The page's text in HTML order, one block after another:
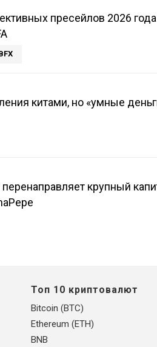
пресейлов 2026
китами, но «умные
крупный
Топ 10 криптовалют
Bitcoin (BTC)
Ethereum (ETH)
BNB